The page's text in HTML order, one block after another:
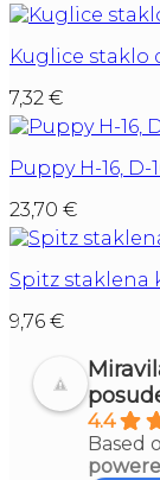
Kuglice staklo
7,32 €
Puppy H-16,
23,70 €
Spitz staklena
9,76 €
4.4
Based